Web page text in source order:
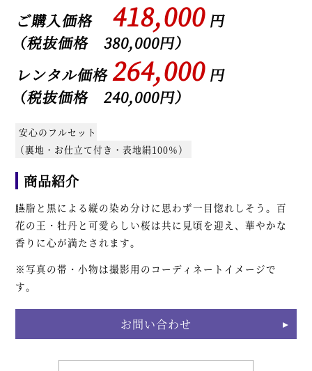
ご購入価格418,000 円
（税抜価格 380,000円）
レンタル価格264,000 円
（税抜価格 240,000円）
安心のフルセット
（裏地・お仕立て付き・表地絹100％）
商品紹介
臙脂と黒による縦の染め分けに思わず一目惚れしそう。百
花の王・牡丹と可愛らしい桜は共に見頃を迎え、華やかな
香りに心が満たされます。
※写真の帯・小物は撮影用のコーディネートイメージで
す。
お問い合わせ